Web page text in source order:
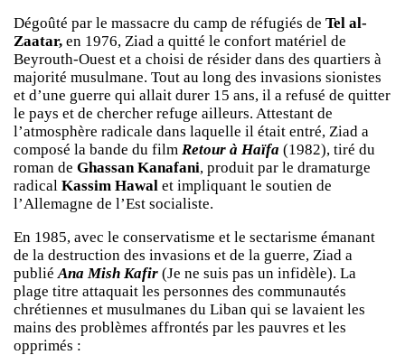
Dégoûté par le massacre du camp de réfugiés de Tel al-
Zaatar, en 1976, Ziad a quitté le confort matériel de
Beyrouth-Ouest et a choisi de résider dans des quartiers à
majorité musulmane. Tout au long des invasions sionistes
et d’une guerre qui allait durer 15 ans, il a refusé de quitter
le pays et de chercher refuge ailleurs. Attestant de
l’atmosphère radicale dans laquelle il était entré, Ziad a
composé la bande du film Retour à Haïfa (1982), tiré du
roman de Ghassan Kanafani, produit par le dramaturge
radical Kassim Hawal et impliquant le soutien de
l’Allemagne de l’Est socialiste.
En 1985, avec le conservatisme et le sectarisme émanant
de la destruction des invasions et de la guerre, Ziad a
publié Ana Mish Kafir (Je ne suis pas un infidèle). La
plage titre attaquait les personnes des communautés
chrétiennes et musulmanes du Liban qui se lavaient les
mains des problèmes affrontés par les pauvres et les
opprimés :